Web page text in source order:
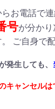
お電話で連
号が分か
ご自身で
発生しても、
キャンセル